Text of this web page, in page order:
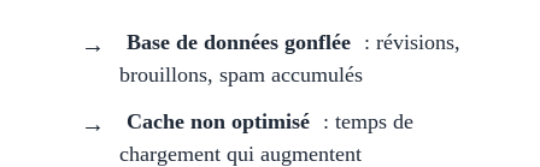
Base de données gonflée : révisions,
brouillons, spam accumulés
Cache non optimisé : temps de
chargement qui augmentent